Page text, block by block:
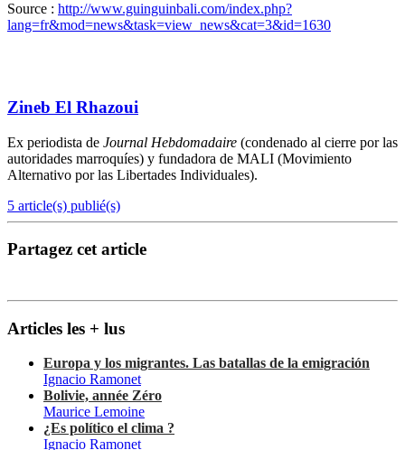
Source : http://www.guinguinbali.com/index.php?
lang=fr&mod=news&task=view_news&cat=3&id=1630
Zineb El Rhazoui
Ex periodista de Journal Hebdomadaire (condenado al cierre por las
autoridades marroquíes) y fundadora de MALI (Movimiento
Alternativo por las Libertades Individuales).
5 article(s) publié(s)
Partagez cet article
Articles les + lus
Europa y los migrantes. Las batallas de la emigración
Ignacio Ramonet
Bolivie, année Zéro
Maurice Lemoine
¿Es político el clima ?
Ignacio Ramonet